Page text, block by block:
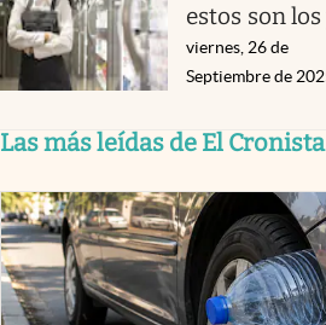
estos son
viernes, 26 de
Septiembre de
Las más leídas de El